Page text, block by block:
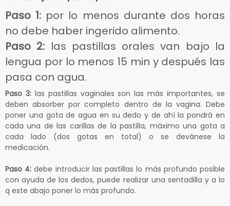
Paso 1: por lo menos durante dos horas
no debe haber ingerido alimento.
Paso 2: las pastillas orales van bajo la
lengua por lo menos 15 min y después las
pasa con agua.
Paso 3:las pastillas vaginales son las más importantes, se
deben absorber por completo dentro de la vagina. Debe
poner una gota de agua en su dedo y de ahí la pondrá en
cada una de las carillas de la pastilla, máximo una gota a
cada lado (dos gotas en total) o se devánese la
medicación.
Paso 4: debe introducir las pastillas lo más profundo posible
con ayuda de los dedos, puede realizar una sentadilla y a lo
q este abajo poner lo más profundo.